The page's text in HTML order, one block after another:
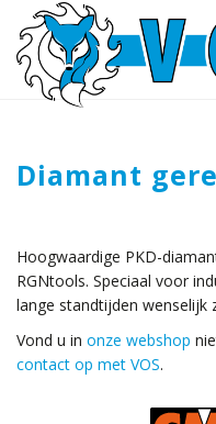
Diamant
Hoogwaardige PKD-
RGNtools. Speciaal voor
lange standtijden wenselijk
Vond u in onze webshop
contact op met VOS.